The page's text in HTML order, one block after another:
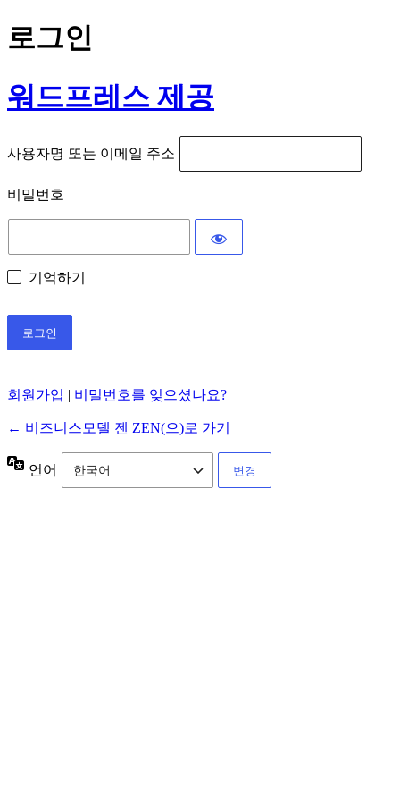
로그인
워드프레스 제공
사용자명 또는 이메일 주소
비밀번호
기억하기
회원가입 | 비밀번호를 잊으셨나요?
← 비즈니스모델 젠 ZEN(으)로 가기
언어